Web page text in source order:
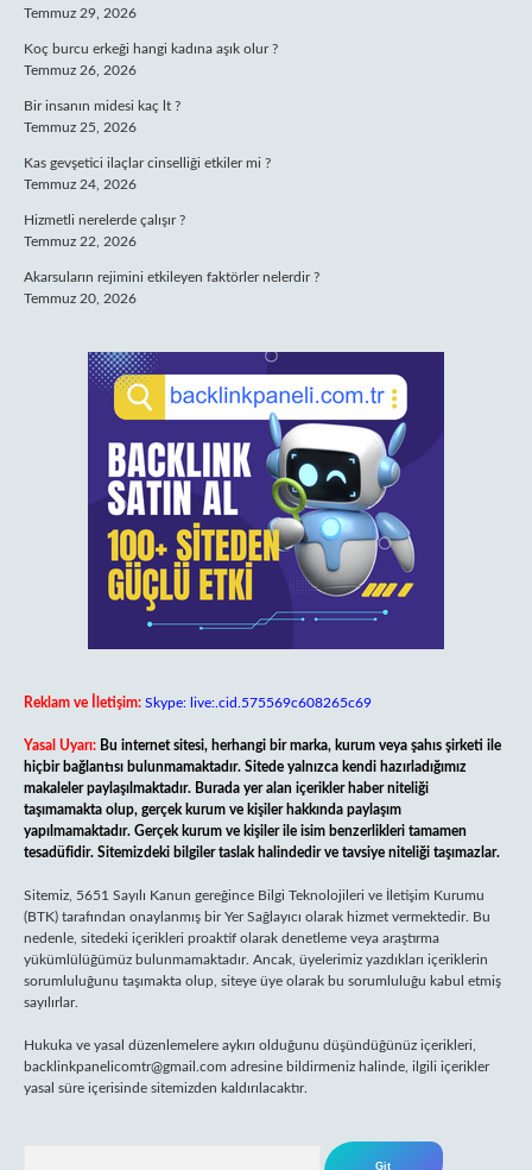
Temmuz 29, 2026
Koç burcu erkeği hangi kadına aşık olur ?
Temmuz 26, 2026
Bir insanın midesi kaç lt ?
Temmuz 25, 2026
Kas gevşetici ilaçlar cinselliği etkiler mi ?
Temmuz 24, 2026
Hizmetli nerelerde çalışır ?
Temmuz 22, 2026
Akarsuların rejimini etkileyen faktörler nelerdir ?
Temmuz 20, 2026
Reklam ve İletişim: Skype: live:.cid.575569c608265c69
Yasal Uyarı: Bu internet sitesi, herhangi bir marka, kurum veya şahıs şirketi ile
hiçbir bağlantısı bulunmamaktadır. Sitede yalnızca kendi hazırladığımız
makaleler paylaşılmaktadır. Burada yer alan içerikler haber niteliği
taşımamakta olup, gerçek kurum ve kişiler hakkında paylaşım
yapılmamaktadır. Gerçek kurum ve kişiler ile isim benzerlikleri tamamen
tesadüfidir. Sitemizdeki bilgiler taslak halindedir ve tavsiye niteliği taşımazlar.
Sitemiz, 5651 Sayılı Kanun gereğince Bilgi Teknolojileri ve İletişim Kurumu
(BTK) tarafından onaylanmış bir Yer Sağlayıcı olarak hizmet vermektedir. Bu
nedenle, sitedeki içerikleri proaktif olarak denetleme veya araştırma
yükümlülüğümüz bulunmamaktadır. Ancak, üyelerimiz yazdıkları içeriklerin
sorumluluğunu taşımakta olup, siteye üye olarak bu sorumluluğu kabul etmiş
sayılırlar.
Hukuka ve yasal düzenlemelere aykırı olduğunu düşündüğünüz içerikleri,
backlinkpanelicomtr@gmail.com adresine bildirmeniz halinde, ilgili içerikler
yasal süre içerisinde sitemizden kaldırılacaktır.